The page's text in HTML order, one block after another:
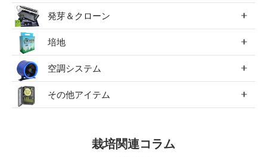
発芽＆クローン
培地
空調システム
その他アイテム
栽培関連コラム